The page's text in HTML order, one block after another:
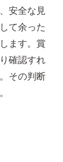
安全な見
て余った
ます。賞
確認すれ
その判断